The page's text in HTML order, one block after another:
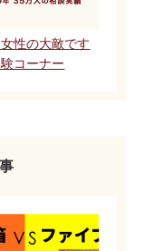
性の大敵です
コーナー